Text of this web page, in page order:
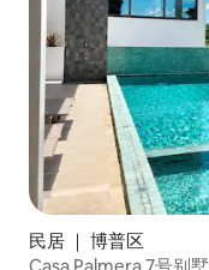
民居 ｜ 博普区